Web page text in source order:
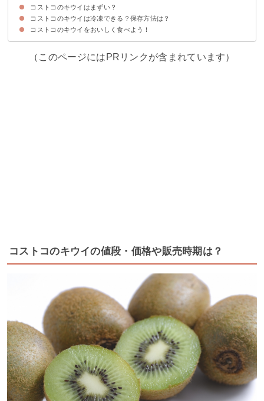
①ゼスプリ グリーンキウイ
②ゼスプリ ルビーレッドキウイ
③ゼスプリ オーガニックグリーンキウイ
④ゼスプリ サンゴールドキウイ
⑤アメリカ産ベビーキウイ
⑥ニュージーランド産ベビーキウイ
⑦パラダイスグリーン ドライキウイ
⑧New Zealand Apple Products フリーズドライ ゴールドキウイフルーツ
コストコのキウイはまずい？
コストコのキウイが美味しいという人の意見
コストコのキウイがまずいという人の意見
コストコのキウイは冷凍できる？保存方法は？
コストコのキウイの冷凍保存方法
コストコのキウイの冷蔵保存方法
コストコのキウイをおいしく食べよう！
（このページにはPRリンクが含まれています）
コストコのキウイの値段・価格や販売時期は？